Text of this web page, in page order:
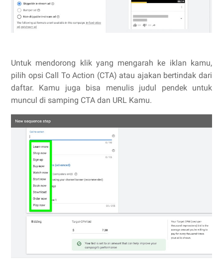
Untuk mendorong klik yang mengarah ke iklan kamu,
pilih opsi Call To Action (CTA) atau ajakan bertindak dari
daftar. Kamu juga bisa menulis judul pendek untuk
muncul di samping CTA dan URL Kamu.